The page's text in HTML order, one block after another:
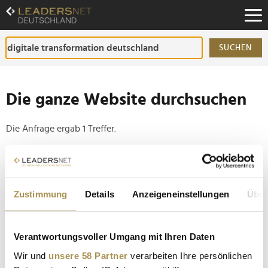
Zustimmung Details Anzeigeneinstellungen
Verantwortungsvoller Umgang mit Ihren Daten
Wir und unsere 58 Partner verarbeiten Ihre persönlichen
Zum
Inhalt
Zur
Fußzeilen-
Navigation
SUCHEN
Die ganze Website durchsuchen
Die Anfrage ergab 1 Treffer.
Tipp
Setzen Sie die gesuchten Wörter zwischen
Anführungszeichen: zb "Vorname Nachname".
"Deutschland muss krasser werden“: Diese Stimmen
wirken nach dem OMR Festival nach